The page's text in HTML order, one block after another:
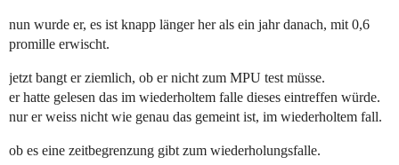
nun wurde er, es ist knapp länger her als ein jahr danach, mit 0,6
promille erwischt.
jetzt bangt er ziemlich, ob er nicht zum MPU test müsse.
er hatte gelesen das im wiederholtem falle dieses eintreffen würde.
nur er weiss nicht wie genau das gemeint ist, im wiederholtem fall.
ob es eine zeitbegrenzung gibt zum wiederholungsfalle.